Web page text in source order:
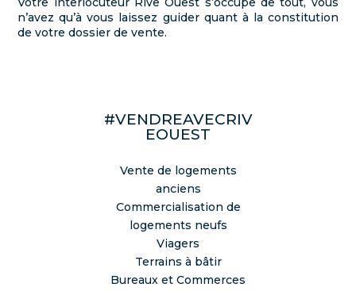
n’avez qu’à vous laissez guider quant à la constitution
de votre dossier de vente.
#VENDREAVECRIV
EOUEST
Vente de logements
anciens
Commercialisation de
logements neufs
Viagers
Terrains à bâtir
Bureaux et Commerces